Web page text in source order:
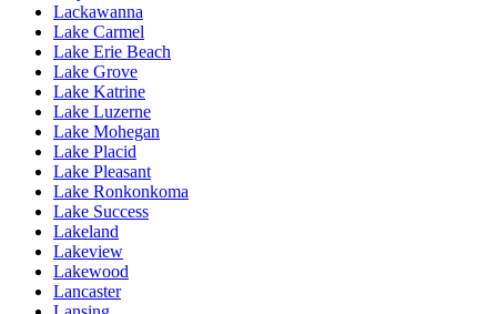
Lackawanna
Lake Carmel
Lake Erie Beach
Lake Grove
Lake Katrine
Lake Luzerne
Lake Mohegan
Lake Placid
Lake Pleasant
Lake Ronkonkoma
Lake Success
Lakeland
Lakeview
Lakewood
Lancaster